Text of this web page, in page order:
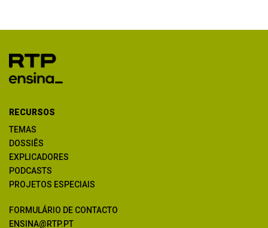
RECURSOS
TEMAS
DOSSIÊS
EXPLICADORES
PODCASTS
PROJETOS ESPECIAIS
FORMULÁRIO DE CONTACTO
ENSINA@RTP.PT